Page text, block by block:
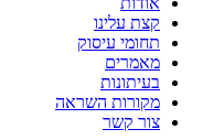
קצת עלינו
תחומי עיסוק
מאמרים
בעיתונות
מקורות השראה
צור קשר